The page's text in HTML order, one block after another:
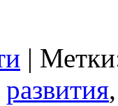
|
развития